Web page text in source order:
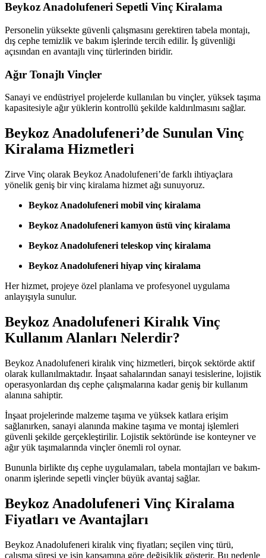
Beykoz Anadolufeneri Sepetli Vinç Kiralama
Personelin yüksekte güvenli çalışmasını gerektiren tabela montajı,
dış cephe temizlik ve bakım işlerinde tercih edilir. İş güvenliği
açısından en avantajlı vinç türlerinden biridir.
Ağır Tonajlı Vinçler
Sanayi ve endüstriyel projelerde kullanılan bu vinçler, yüksek taşıma
kapasitesiyle ağır yüklerin kontrollü şekilde kaldırılmasını sağlar.
Beykoz Anadolufeneri’de Sunulan Vinç
Kiralama Hizmetleri
Zirve Vinç olarak Beykoz Anadolufeneri’de farklı ihtiyaçlara
yönelik geniş bir vinç kiralama hizmet ağı sunuyoruz.
Beykoz Anadolufeneri mobil vinç kiralama
Beykoz Anadolufeneri kamyon üstü vinç kiralama
Beykoz Anadolufeneri teleskop vinç kiralama
Beykoz Anadolufeneri hiyap vinç kiralama
Her hizmet, projeye özel planlama ve profesyonel uygulama
anlayışıyla sunulur.
Beykoz Anadolufeneri Kiralık Vinç
Kullanım Alanları Nelerdir?
Beykoz Anadolufeneri kiralık vinç hizmetleri, birçok sektörde aktif
olarak kullanılmaktadır. İnşaat sahalarından sanayi tesislerine, lojistik
operasyonlardan dış cephe çalışmalarına kadar geniş bir kullanım
alanına sahiptir.
İnşaat projelerinde malzeme taşıma ve yüksek katlara erişim
sağlanırken, sanayi alanında makine taşıma ve montaj işlemleri
güvenli şekilde gerçekleştirilir. Lojistik sektöründe ise konteyner ve
ağır yük taşımalarında vinçler önemli rol oynar.
Bununla birlikte dış cephe uygulamaları, tabela montajları ve bakım-
onarım işlerinde sepetli vinçler büyük avantaj sağlar.
Beykoz Anadolufeneri Vinç Kiralama
Fiyatları ve Avantajları
Beykoz Anadolufeneri kiralık vinç fiyatları; seçilen vinç türü,
çalışma süresi ve işin kapsamına göre değişiklik gösterir. Bu nedenle